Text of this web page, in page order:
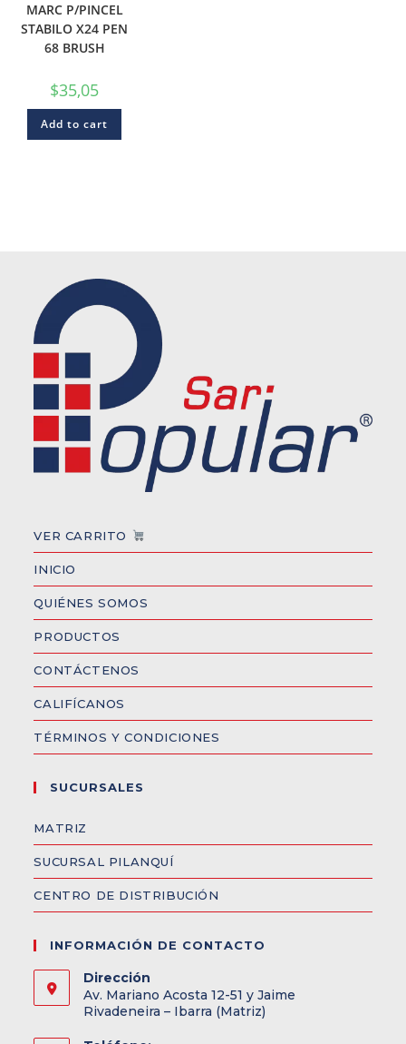
MARC P/PINCEL
STABILO X24 PEN
68 BRUSH
$35,05
Add to cart
VER CARRITO
INICIO
QUIÉNES SOMOS
PRODUCTOS
CONTÁCTENOS
CALIFÍCANOS
TÉRMINOS Y CONDICIONES
SUCURSALES
MATRIZ
SUCURSAL PILANQUÍ
CENTRO DE DISTRIBUCIÓN
INFORMACIÓN DE CONTACTO
Dirección
Av. Mariano Acosta 12-51 y Jaime
Rivadeneira – Ibarra (Matriz)